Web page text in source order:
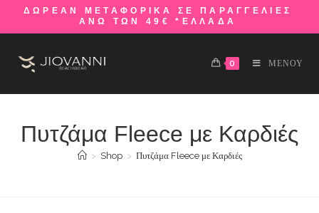
ΔΩΡΕΑΝ ΜΕΤΑΦΟΡΙΚΑ ΣΕ ΠΑΡΑΓΓΕΛΙΕΣ
ΑΝΩ ΤΩΝ 49€ *ΕΛΛΑΔΑ
0 ΜΕΝΟΥ
Πυτζάμα Fleece με Καρδιές
> Shop > Πυτζάμα Fleece με Καρδιές